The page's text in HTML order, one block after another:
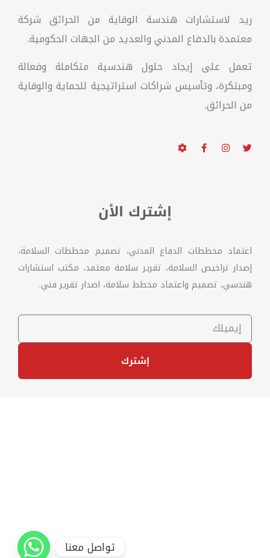
ريد لاستشارات هندسة الوقاية من الحرائق شركة
معتمدة بالدفاع المدني والعديد من الجهات الحكومية.
تعمل على إيجاد حلول هندسية متكاملة وفعالة
ومبتكرة، وتأسيس شراكات استراتيجية للحماية والوقاية
من الحرائق.
إشترك الأن
اعتماد مخططات الدفاع المدني، تصميم مخططات السلامة،
إصدار تراخيص السلامة، تقرير سلامة معتمد، مكتب استشارات
هندسي، تصميم واعتماد مخطط سلامة، اصدار تقرير فني.
إشترك
تواصل معنا